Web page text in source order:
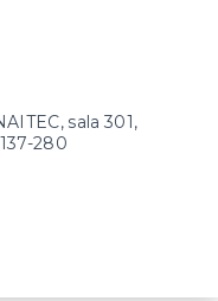
sala 301,
280